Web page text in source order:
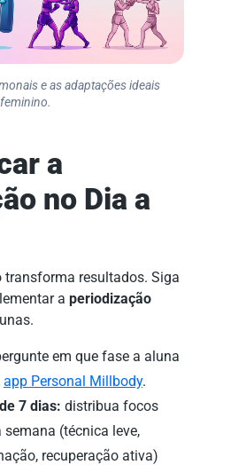
e as adaptações ideais
a
no Dia a
transforma resultados. Siga
a periodização
em que fase a aluna
app Personal Millbody.
7 dias: distribua focos
(técnica leve,
recuperação ativa)